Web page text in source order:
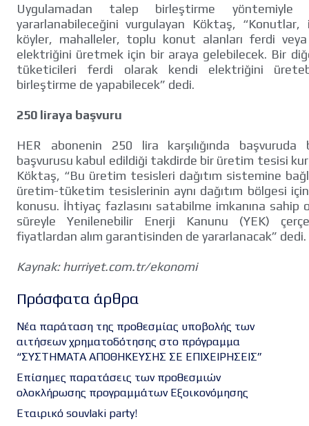
Πρόσφατα άρθρα
Νέα παράταση της προθεσμίας υποβολής των
αιτήσεων χρηματοδότησης στο πρόγραμμα
“ΣΥΣΤΗΜΑΤΑ ΑΠΟΘΗΚΕΥΣΗΣ ΣΕ ΕΠΙΧΕΙΡΗΣΕΙΣ”
Επίσημες παρατάσεις των προθεσμιών
ολοκλήρωσης προγραμμάτων Εξοικονόμησης
Εταιρικό souvlaki party!
Uygulamadan talep birleştirme
yararlanabileceğini vurgulayan Köktaş, “Konutlar,
köyler, mahalleler, toplu konut alanları ferdi
elektriğini üretmek için bir araya gelebilecek. Bir
tüketicileri ferdi olarak kendi elektriğini
birleştirme de yapabilecek” dedi.
250 liraya başvuru
HER abonenin 250 lira karşılığında başvuruda
başvurusu kabul edildiği takdirde bir üretim tesisi
Köktaş, “Bu üretim tesisleri dağıtım sistemine
üretim-tüketim tesislerinin aynı dağıtım bölgesi
konusu. İhtiyaç fazlasını satabilme imkanına sahip
süreyle Yenilenebilir Enerji Kanunu (YEK)
fiyatlardan alım garantisinden de yararlanacak” dedi.
Kaynak: hurriyet.com.tr/ekonomi